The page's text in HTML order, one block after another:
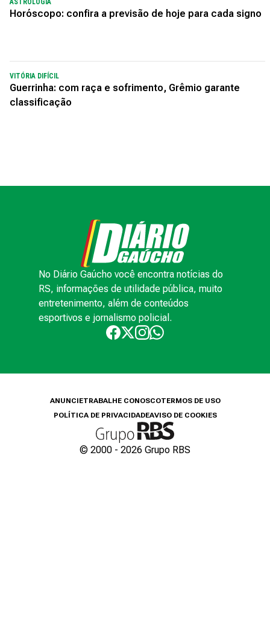
ASTROLOGIA
Horóscopo: confira a previsão de hoje para cada signo
VITÓRIA DIFÍCIL
Guerrinha: com raça e sofrimento, Grêmio garante
classificação
No Diário Gaúcho você encontra notícias do
RS, informações de utilidade pública, muito
entretenimento, além de conteúdos
esportivos e jornalismo policial.
ANUNCIETRABALHE CONOSCOTERMOS DE USO
POLÍTICA DE PRIVACIDADEAVISO DE COOKIES
© 2000 - 2026 Grupo RBS